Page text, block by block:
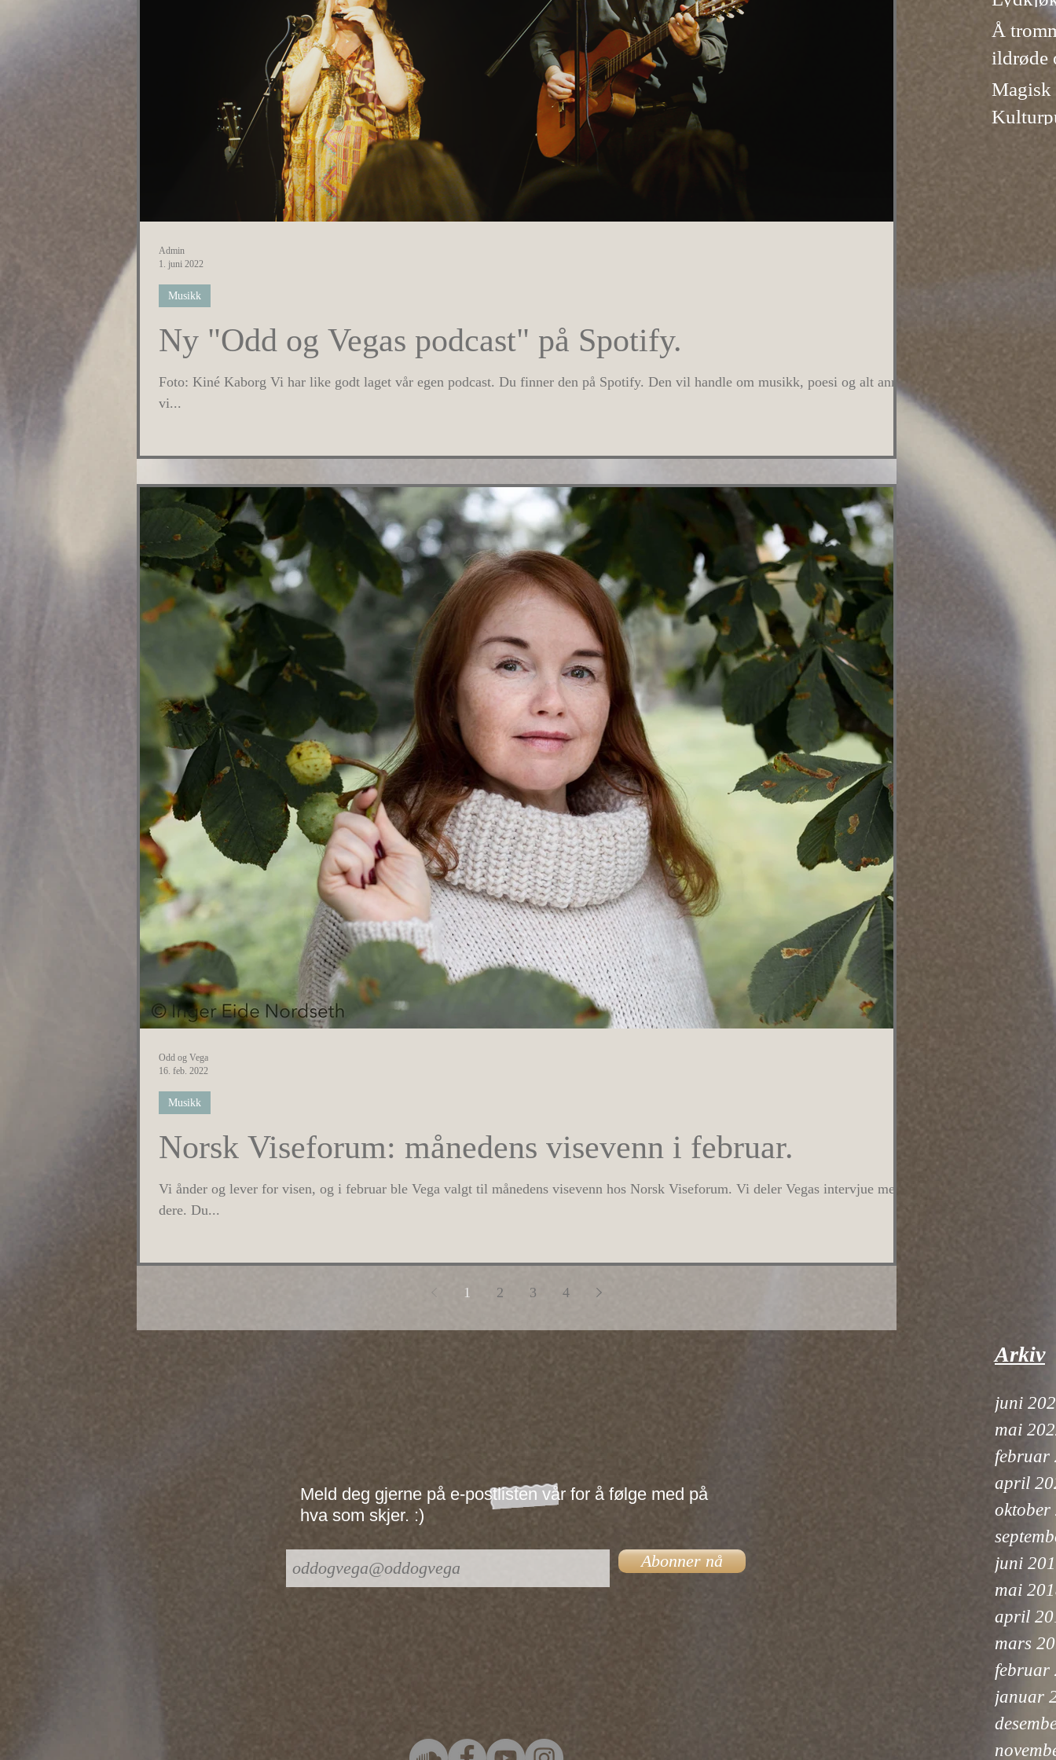
Ny "Odd og Vegas podcast" på Spotify.
Foto: Kiné Kaborg Vi har like godt laget vår egen podcast. Du finner den på Spotify. Den vil handle om musikk, poesi og alt annet
vi...
Musikk
Admin
1. juni 2022
Norsk Viseforum: månedens visevenn i februar.
Vi ånder og lever for visen, og i februar ble Vega valgt til månedens visevenn hos Norsk Viseforum. Vi deler Vegas intervjue med
dere. Du...
Musikk
Odd og Vega
16. feb. 2022
1 2 3 4
Å
ildrøde
lerker i
Magisk
Meld deg gjerne på e-postlisten vår for å følge med på
hva som skjer. :)
Abonner nå
Arkiv
juni
mai
februar
april
oktober
juni
mai
april
mars
februar
januar